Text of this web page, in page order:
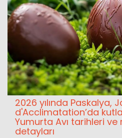
2026 yılında Paskalya,
d'Acclimatation’da
Yumurta Avı tarihleri
detayları